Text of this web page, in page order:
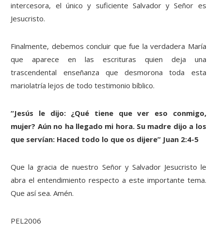
intercesora, el único y suficiente Salvador y Señor es
Jesucristo.
Finalmente, debemos concluir que fue la verdadera María
que aparece en las escrituras quien deja una
trascendental enseñanza que desmorona toda esta
mariolatría lejos de todo testimonio bíblico.
“Jesús le dijo: ¿Qué tiene que ver eso conmigo,
mujer? Aún no ha llegado mi hora. Su madre dijo a los
que servían: Haced todo lo que os dijere” Juan 2:4-5
Que la gracia de nuestro Señor y Salvador Jesucristo le
abra el entendimiento respecto a este importante tema.
Que así sea. Amén.
PEL2006